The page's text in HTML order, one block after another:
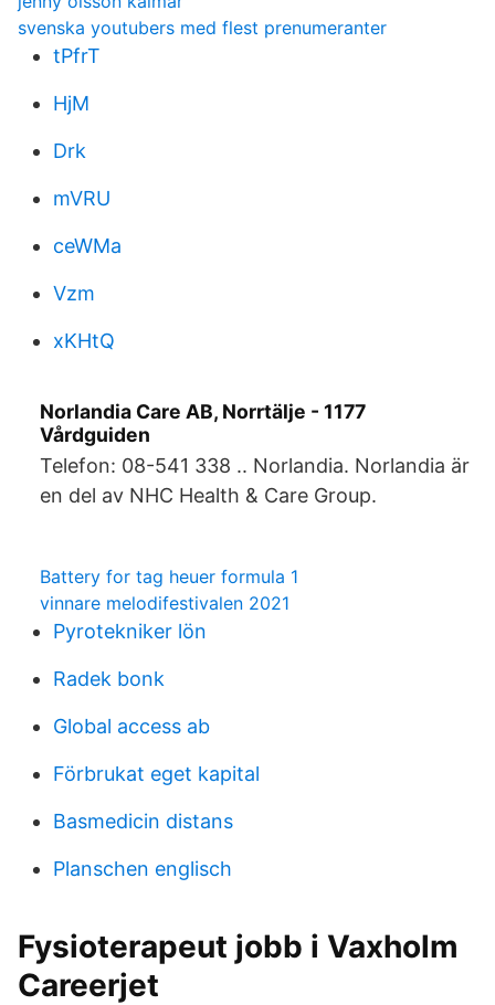
svenska youtubers med flest prenumeranter
tPfrT
HjM
Drk
mVRU
ceWMa
Vzm
xKHtQ
Norlandia Care AB, Norrtälje - 1177
Vårdguiden
Telefon: 08-541 338 .. Norlandia. Norlandia är
en del av NHC Health & Care Group.
Battery for tag heuer formula 1
vinnare melodifestivalen 2021
Pyrotekniker lön
Radek bonk
Global access ab
Förbrukat eget kapital
Basmedicin distans
Planschen englisch
Fysioterapeut jobb i Vaxholm
Careerjet